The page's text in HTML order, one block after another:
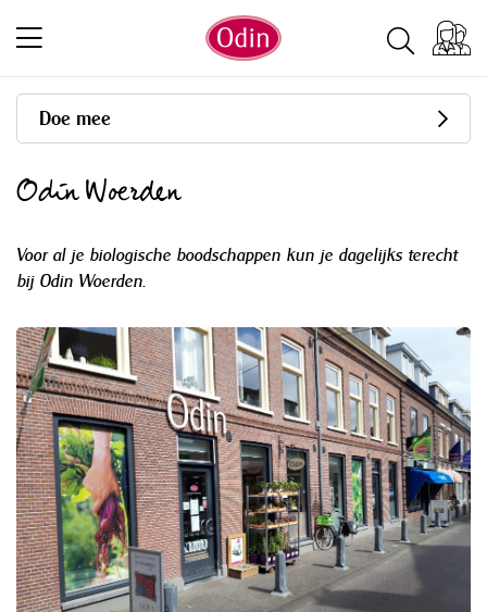
Doe mee
Odin Woerden
Voor al je biologische boodschappen kun je dagelijks terecht
bij Odin Woerden.